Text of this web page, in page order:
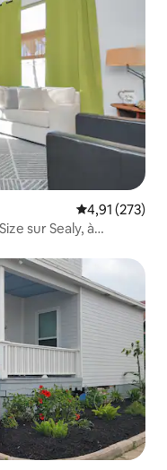
Note
4,91 (273)
sur Sealy, à